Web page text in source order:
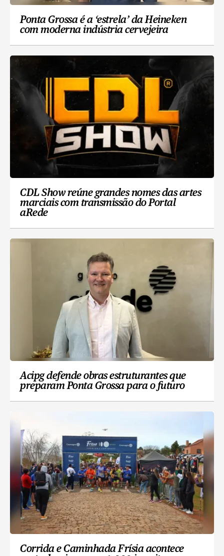
Ponta Grossa é a ‘estrela’ da Heineken
com moderna indústria cervejeira
CDL Show reúne grandes nomes das artes
marciais com transmissão do Portal
aRede
Acipg defende obras estruturantes que
preparam Ponta Grossa para o futuro
Corrida e Caminhada Frísia acontece